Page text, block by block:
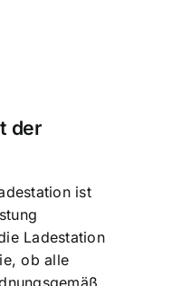
der
ist
Ladestation
ob alle